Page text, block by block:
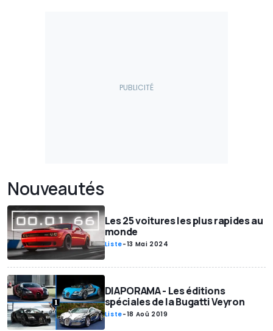
Nouveautés
Les 25 voitures les plus rapides au
monde
Liste-13 Mai 2024
DIAPORAMA - Les éditions
spéciales de la Bugatti Veyron
Liste-18 Aoû 2019